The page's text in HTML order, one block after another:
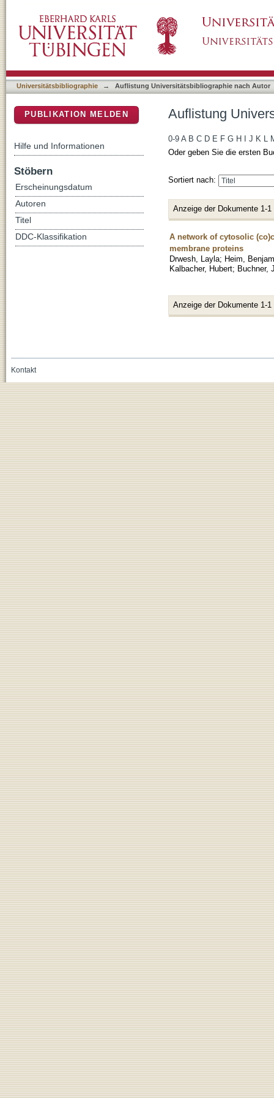
Universitätsbibliographie → Auflistung Universitätsbibliographie nach Autor
Auflistung
0-9 A B C D E F G H J K L
Oder geben Sie die ersten
Sortiert nach:
Anzeige der Dokumente 1-1
A network of cytosolic
membrane proteins
Drwesh, Layla; Heim,
Kalbacher, Hubert; Buchner,
Anzeige der Dokumente 1-1
PUBLIKATION MELDEN
Hilfe und Informationen
Stöbern
Erscheinungsdatum
Autoren
Titel
DDC-Klassifikation
Kontakt